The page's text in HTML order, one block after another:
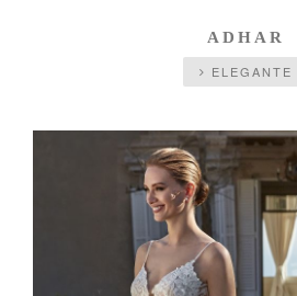
ADHAR
ELEGANTE